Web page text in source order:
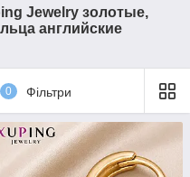
Jewelry золотые,
английские
0 Фільтри